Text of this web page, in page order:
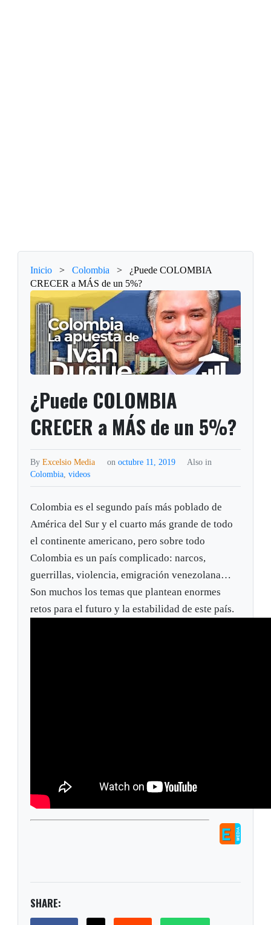
Inicio > Colombia >
¿Puede COLOMBIA
CRECER a MÁS de un 5%?
¿Puede COLOMBIA
CRECER a MÁS de un 5%?
ByExcelsio Media on octubre 11, 2019
Also in
Colombia,videos
Colombia es el segundo país más poblado de
América del Sur y el cuarto más grande de todo
el continente americano, pero sobre todo
Colombia es un país complicado: narcos,
guerrillas, violencia, emigración venezolana…
Son muchos los temas que plantean enormes
retos para el futuro y la estabilidad de este país.
SHARE: